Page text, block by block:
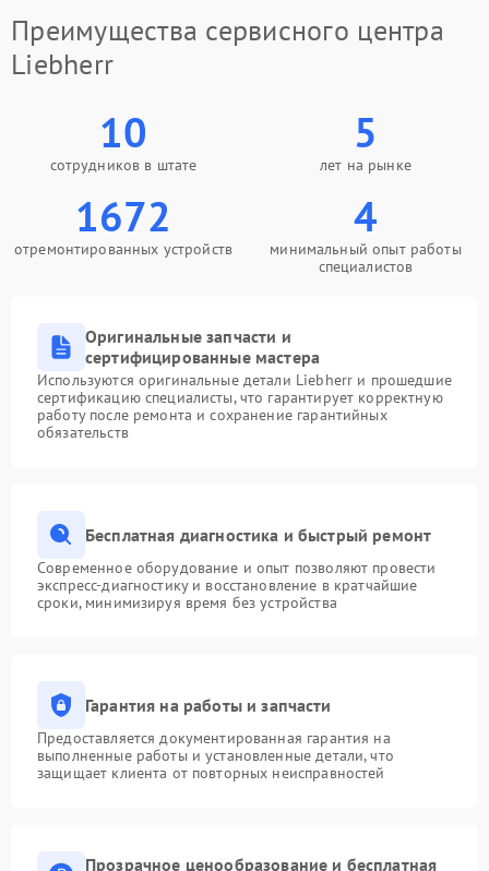
Преимущества сервисного центра
Liebherr
10
сотрудников в штате
5
лет на рынке
1672
отремонтированных устройств
4
минимальный опыт работы
специалистов
Оригинальные запчасти и
сертифицированные мастера
Используются оригинальные детали Liebherr и прошедшие
сертификацию специалисты, что гарантирует корректную
работу после ремонта и сохранение гарантийных
обязательств
Бесплатная диагностика и быстрый ремонт
Современное оборудование и опыт позволяют провести
экспресс-диагностику и восстановление в кратчайшие
сроки, минимизируя время без устройства
Гарантия на работы и запчасти
Предоставляется документированная гарантия на
выполненные работы и установленные детали, что
защищает клиента от повторных неисправностей
Прозрачное ценообразование и бесплатная